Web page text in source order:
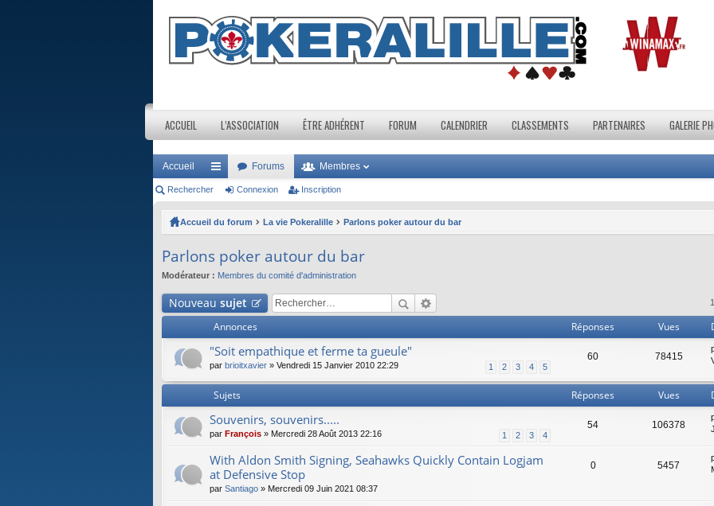
ACCUEIL L’ASSOCIATION ÊTRE ADHÉRENT FORUM CALENDRIER CLASSEMENTS PARTENAIRES GALERIE
Accueil
ac
ci
Forums Membres
Rechercher Connexion Inscription
Accueil du forum La vie Pokeralille Parlons poker autour du bar
Parlons poker autour du bar
Modérateur : Membres du comité d'administration
Nouveau sujet
Annonces Réponses Vues
"Soit empathique et ferme ta gueule"
1 2 3 4 5
par brioitxavier » Vendredi 15 Janvier 2010 22:29
60 78415
Sujets Réponses Vues
Souvenirs, souvenirs.....
1 2 3 4
par François » Mercredi 28 Août 2013 22:16
54 106378
With Aldon Smith Signing, Seahawks Quickly Contain Logjam
at Defensive Stop
par Santiago » Mercredi 09 Juin 2021 08:37
0 5457